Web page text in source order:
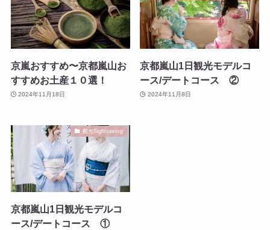
京嵐おすすめ〜京都嵐山お
すすめお土産１０選！
2024年11月18日
京都嵐山1日観光モデルコ
ース/デートコース ②
2024年11月8日
觀光Sightseeing
京都嵐山1日観光モデルコ
ース/デートコース ①